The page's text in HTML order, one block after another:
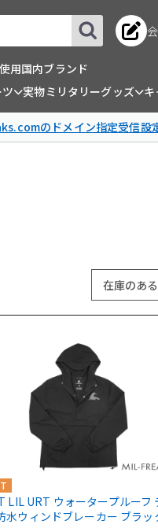
用国内ブランド
実物ミリタリーグッズ
のドメイン指定受信設
LIL URT ウォータープルーフ
水ウィンドブレーカー ブラッ